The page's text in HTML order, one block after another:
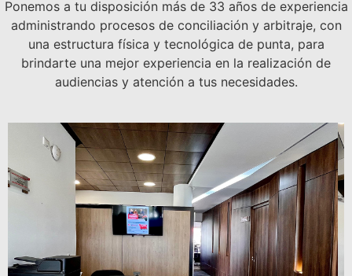
Ponemos a tu disposición más de 33 años de experiencia
administrando procesos de conciliación y arbitraje, con
una estructura física y tecnológica de punta, para
brindarte una mejor experiencia en la realización de
audiencias y atención a tus necesidades.